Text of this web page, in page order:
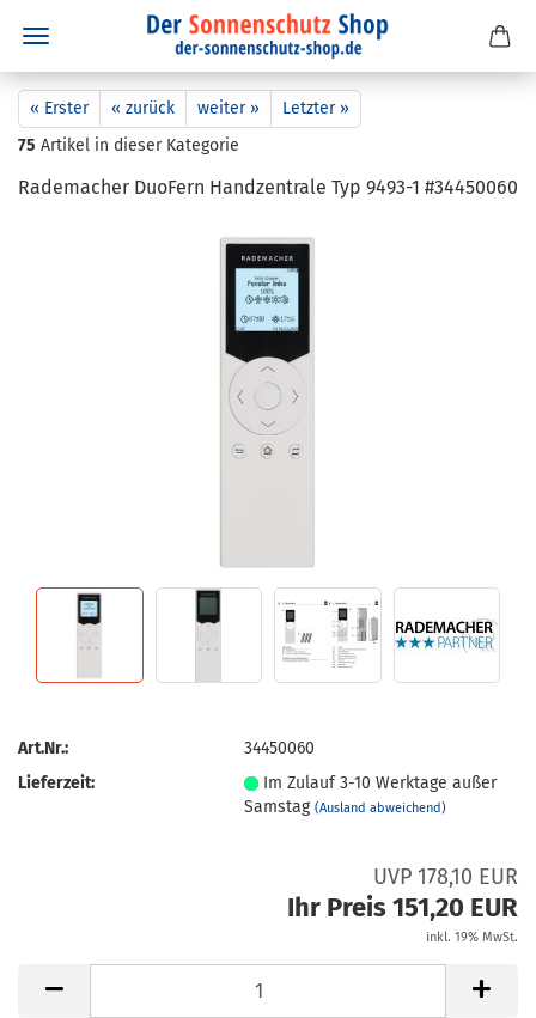
« Erster « zurück weiter »
Letzter »
75 Artikel in dieser Kategorie
Ra­de­ma­cher Du­o­Fern Hand­zen­tra­le Typ 9493-​1 #34450060
Art.Nr.:
34450060
Lieferzeit:
Im Zulauf 3-10 Werktage außer
Samstag(Ausland abweichend)
UVP 178,10 EUR
Ihr Preis 151,20 EUR
inkl. 19% MwSt.